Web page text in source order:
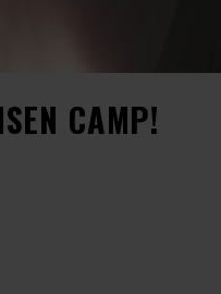
CAMP!